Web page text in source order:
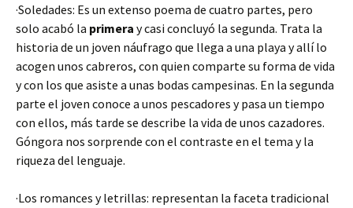
·Soledades: Es un extenso poema de cuatro partes, pero
solo acabó la primera y casi concluyó la segunda. Trata la
historia de un joven náufrago que llega a una playa y allí lo
acogen unos cabreros, con quien comparte su forma de vida
y con los que asiste a unas bodas campesinas. En la segunda
parte el joven conoce a unos pescadores y pasa un tiempo
con ellos, más tarde se describe la vida de unos cazadores.
Góngora nos sorprende con el contraste en el tema y la
riqueza del lenguaje.
·Los romances y letrillas: representan la faceta tradicional